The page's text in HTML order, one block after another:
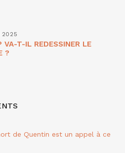
2025
VA-T-IL REDESSINER LE
?
de Quentin est un appel à ce